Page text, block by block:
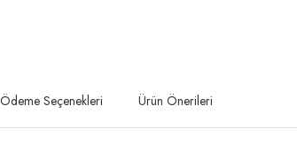
Ödeme Seçenekleri Ürün Önerileri